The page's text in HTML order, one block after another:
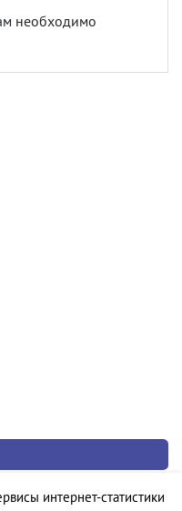
необходимо
интернет-статистики